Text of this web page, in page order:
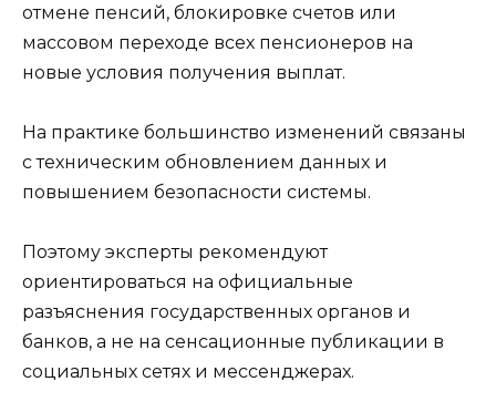
отмене пенсий, блокировке счетов или
массовом переходе всех пенсионеров на
новые условия получения выплат.
На практике большинство изменений связаны
с техническим обновлением данных и
повышением безопасности системы.
Поэтому эксперты рекомендуют
ориентироваться на официальные
разъяснения государственных органов и
банков, а не на сенсационные публикации в
социальных сетях и мессенджерах.